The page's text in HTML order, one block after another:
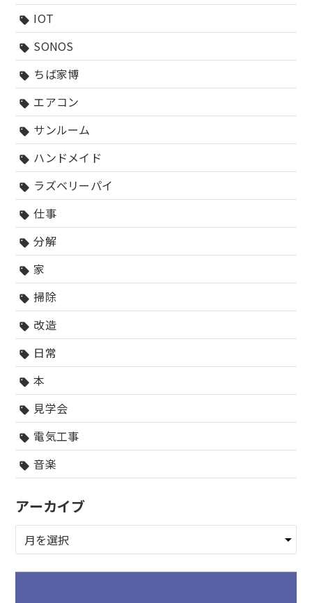
sell IOT
sell SONOS
sell ちば家博
sell エアコン
sell サンルーム
sell ハンドメイド
sell ラズベリーパイ
sell 仕事
sell 分解
sell 家
sell 掃除
sell 改造
sell 日常
sell 本
sell 見学会
sell 電気工事
sell 音楽
アーカイブ